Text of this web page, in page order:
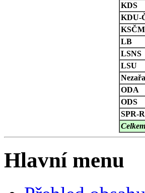
KDS
KDU-
KSČM
LB
LSNS
LSU
ODA
ODS
SPR-
Celkem
Hlavní menu